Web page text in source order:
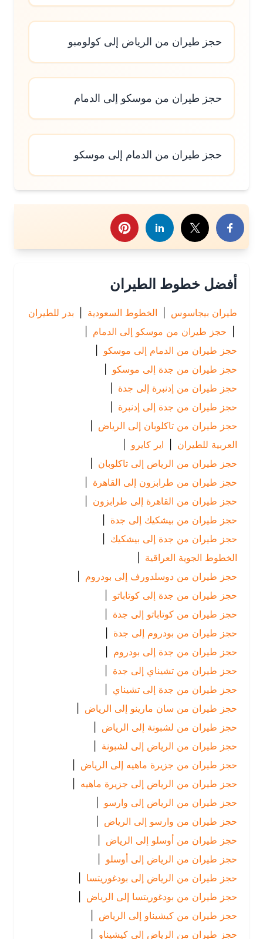
حجز طيران من الرياض إلى كولومبو
حجز طيران من موسكو إلى الدمام
حجز طيران من الدمام إلى موسكو
هذا الموضوع
أفضل خطوط الطيران
طيران بيجاسوس | الخطوط السعودية | بدر للطيران
حجز طيران من موسكو إلى الدمام
|
حجز طيران من الدمام إلى موسكو |
حجز طيران من جدة إلى موسكو |
حجز طيران من إدنبرة إلى جدة
حجز طيران من جدة إلى إدنبرة |
حجز طيران من تاكلوبان إلى الرياض
|
العربية للطيران | اير كايرو
|
حجز طيران من الرياض إلى تاكلوبان |
حجز طيران من طرابزون إلى القاهرة |
حجز طيران من القاهرة إلى طرابزون |
حجز طيران من بيشكيك إلى جدة
حجز طيران من جدة إلى بيشكيك |
الخطوط الجوية العراقية
حجز طيران من دوسلدورف إلى بودروم |
حجز طيران من جدة إلى كوتاباتو |
حجز طيران من كوتاباتو إلى جدة
حجز طيران من بودروم إلى جدة
حجز طيران من جدة إلى بودروم |
حجز طيران من تشيناي إلى جدة
حجز طيران من جدة إلى تشيناي |
حجز طيران من سان مارينو إلى الرياض
|
حجز طيران من لشبونة إلى الرياض
|
حجز طيران من الرياض إلى لشبونة |
حجز طيران من جزيرة ماهيه إلى الرياض
|
حجز طيران من الرياض إلى جزيرة ماهيه |
حجز طيران من الرياض إلى وارسو
|
حجز طيران من وارسو إلى الرياض
|
حجز طيران من أوسلو إلى الرياض
|
حجز طيران من الرياض إلى أوسلو
|
حجز طيران من الرياض إلى بودغوريتسا
|
حجز طيران من بودغوريتسا إلى الرياض
|
حجز طيران من كيشيناو إلى الرياض
|
حجز طيران من الرياض إلى كيشيناو |